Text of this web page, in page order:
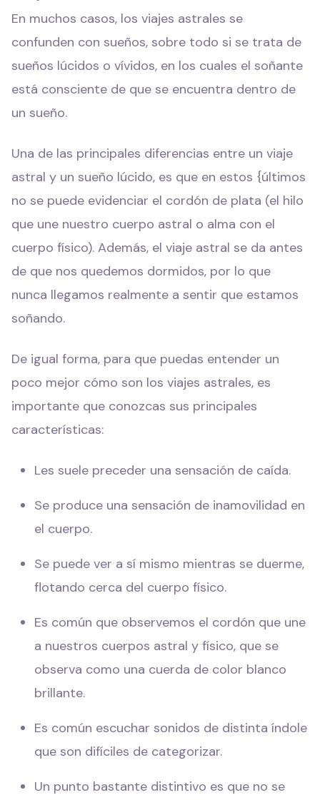
En muchos casos, los viajes astrales se
confunden con sueños, sobre todo si se trata de
sueños lúcidos o vívidos, en los cuales el soñante
está consciente de que se encuentra dentro de
un sueño.
Una de las principales diferencias entre un viaje
astral y un sueño lúcido, es que en estos {últimos
no se puede evidenciar el cordón de plata (el hilo
que une nuestro cuerpo astral o alma con el
cuerpo físico). Además, el viaje astral se da antes
de que nos quedemos dormidos, por lo que
nunca llegamos realmente a sentir que estamos
soñando.
De igual forma, para que puedas entender un
poco mejor cómo son los viajes astrales, es
importante que conozcas sus principales
características:
Les suele preceder una sensación de caída.
Se produce una sensación de inamovilidad en
el cuerpo.
Se puede ver a sí mismo mientras se duerme,
flotando cerca del cuerpo físico.
Es común que observemos el cordón que une
a nuestros cuerpos astral y físico, que se
observa como una cuerda de color blanco
brillante.
Es común escuchar sonidos de distinta índole
que son difíciles de categorizar.
Un punto bastante distintivo es que no se